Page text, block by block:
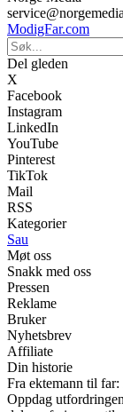
ModigFar.com
Del gleden
X
Facebook
Instagram
LinkedIn
YouTube
Pinterest
TikTok
Mail
RSS
Kategorier
Sau
Møt oss
Snakk med oss
Pressen
Reklame
Bruker
Nyhetsbrev
Affiliate
Din historie
Fra ektemann til
Oppdag